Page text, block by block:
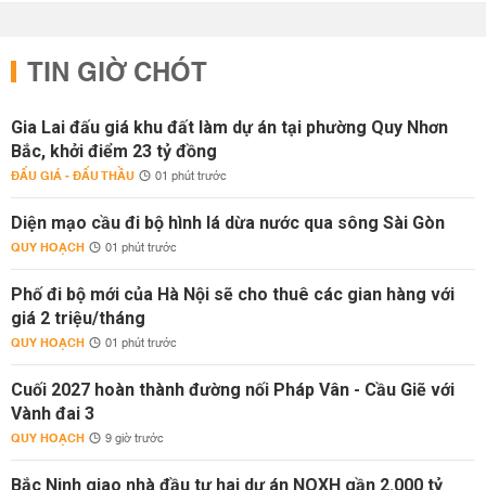
TIN GIỜ CHÓT
Gia Lai đấu giá khu đất làm dự án tại phường Quy Nhơn
Bắc, khởi điểm 23 tỷ đồng
ĐẤU GIÁ - ĐẤU THẦU 01 phút trước
Diện mạo cầu đi bộ hình lá dừa nước qua sông Sài Gòn
QUY HOẠCH 01 phút trước
Phố đi bộ mới của Hà Nội sẽ cho thuê các gian hàng với
giá 2 triệu/tháng
QUY HOẠCH 01 phút trước
Cuối 2027 hoàn thành đường nối Pháp Vân - Cầu Giẽ với
Vành đai 3
QUY HOẠCH 9 giờ trước
Bắc Ninh giao nhà đầu tư hai dự án NOXH gần 2.000 tỷ